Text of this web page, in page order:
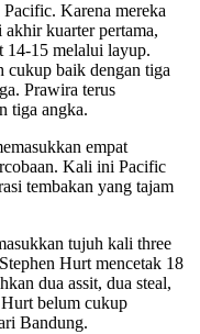
Karena mereka
kuarter pertama,
14-15 melalui layup.
cukup baik dengan tiga
Prawira terus
tiga angka.
empat
Kali ini Pacific
tembakan yang tajam
tujuh kali three
Hurt mencetak 18
dua assit, dua steal,
belum cukup
Bandung.